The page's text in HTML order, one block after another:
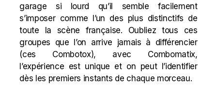
garage si lourd qu’il semble facilement
s’imposer comme l’un des plus distinctifs de
toute la scène française. Oubliez tous ces
groupes que l’on arrive jamais à différencier
(ces Combotox), avec Combomatix,
l’expérience est unique et on peut l’identifier
dès les premiers instants de chaque morceau.